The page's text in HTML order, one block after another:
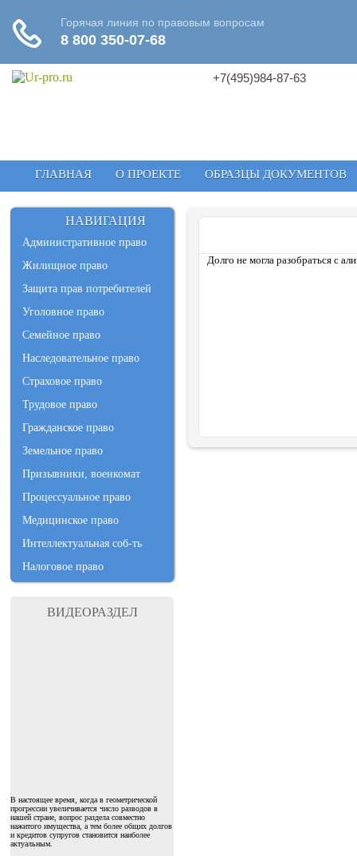
+7(495)984-87-63
ГЛАВНАЯ О ПРОЕКТЕ ОБРАЗЦЫ ДОКУМЕНТОВ
НАВИГАЦИЯ
Административное право
Жилищное право
Защита прав потребителей
Уголовное право
Семейное право
Наследовательное право
Страховое право
Трудовое право
Гражданское право
Земельное право
Призывники, военкомат
Процессуальное право
Медицинское право
Интеллектуальная соб-ть
Налоговое право
ВИДЕОРАЗДЕЛ
В настоящее время, когда в геометрической
прогрессии увеличивается число разводов в
нашей стране, вопрос раздела совместно
нажитого имущества, а тем более общих долгов
и кредитов супругов становится наиболее
актуальным.
Долго не могла разобраться с